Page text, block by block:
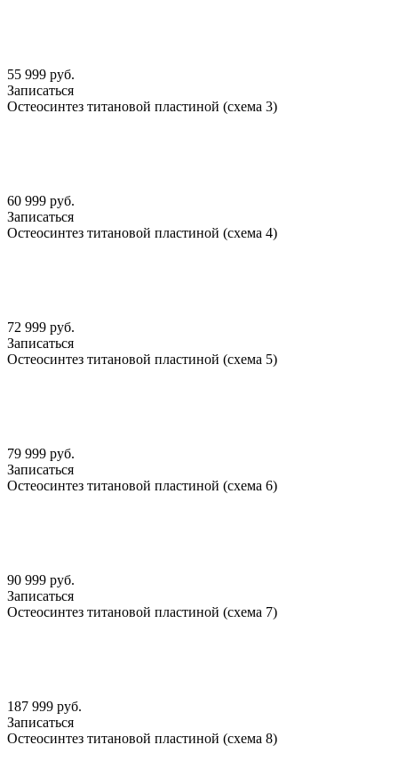
55 999 руб.
Записаться
Остеосинтез титановой пластиной (схема 3)
60 999 руб.
Записаться
Остеосинтез титановой пластиной (схема 4)
72 999 руб.
Записаться
Остеосинтез титановой пластиной (схема 5)
79 999 руб.
Записаться
Остеосинтез титановой пластиной (схема 6)
90 999 руб.
Записаться
Остеосинтез титановой пластиной (схема 7)
187 999 руб.
Записаться
Остеосинтез титановой пластиной (схема 8)